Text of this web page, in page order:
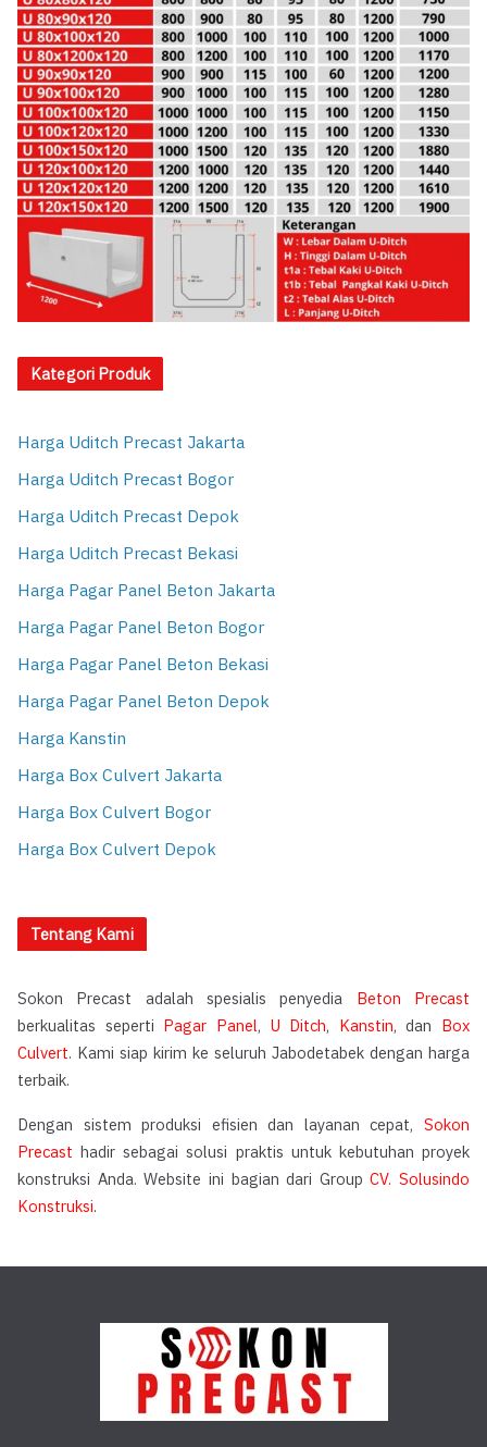
Kategori Produk
Harga Uditch Precast Jakarta
Harga Uditch Precast Bogor
Harga Uditch Precast Depok
Harga Uditch Precast Bekasi
Harga Pagar Panel Beton Jakarta
Harga Pagar Panel Beton Bogor
Harga Pagar Panel Beton Bekasi
Harga Pagar Panel Beton Depok
Harga Kanstin
Harga Box Culvert Jakarta
Harga Box Culvert Bogor
Harga Box Culvert Depok
Tentang Kami
Sokon Precast adalah spesialis penyedia Beton Precast
berkualitas seperti Pagar Panel, U Ditch, Kanstin, dan Box
Culvert. Kami siap kirim ke seluruh Jabodetabek dengan harga
terbaik.
Dengan sistem produksi efisien dan layanan cepat, Sokon
Precast hadir sebagai solusi praktis untuk kebutuhan proyek
konstruksi Anda. Website ini bagian dari GroupCV. Solusindo
Konstruksi.